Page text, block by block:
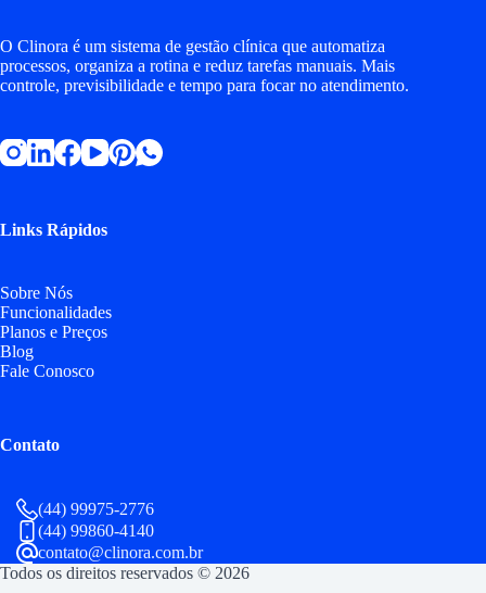
O Clinora é um sistema de gestão clínica que automatiza
processos, organiza a rotina e reduz tarefas manuais. Mais
controle, previsibilidade e tempo para focar no atendimento.
Links Rápidos
Sobre Nós
Funcionalidades
Planos e Preços
Blog
Fale Conosco
Contato
(44) 99975-2776
(44) 99860-4140
contato@clinora.com.br
Todos os direitos reservados © 2026